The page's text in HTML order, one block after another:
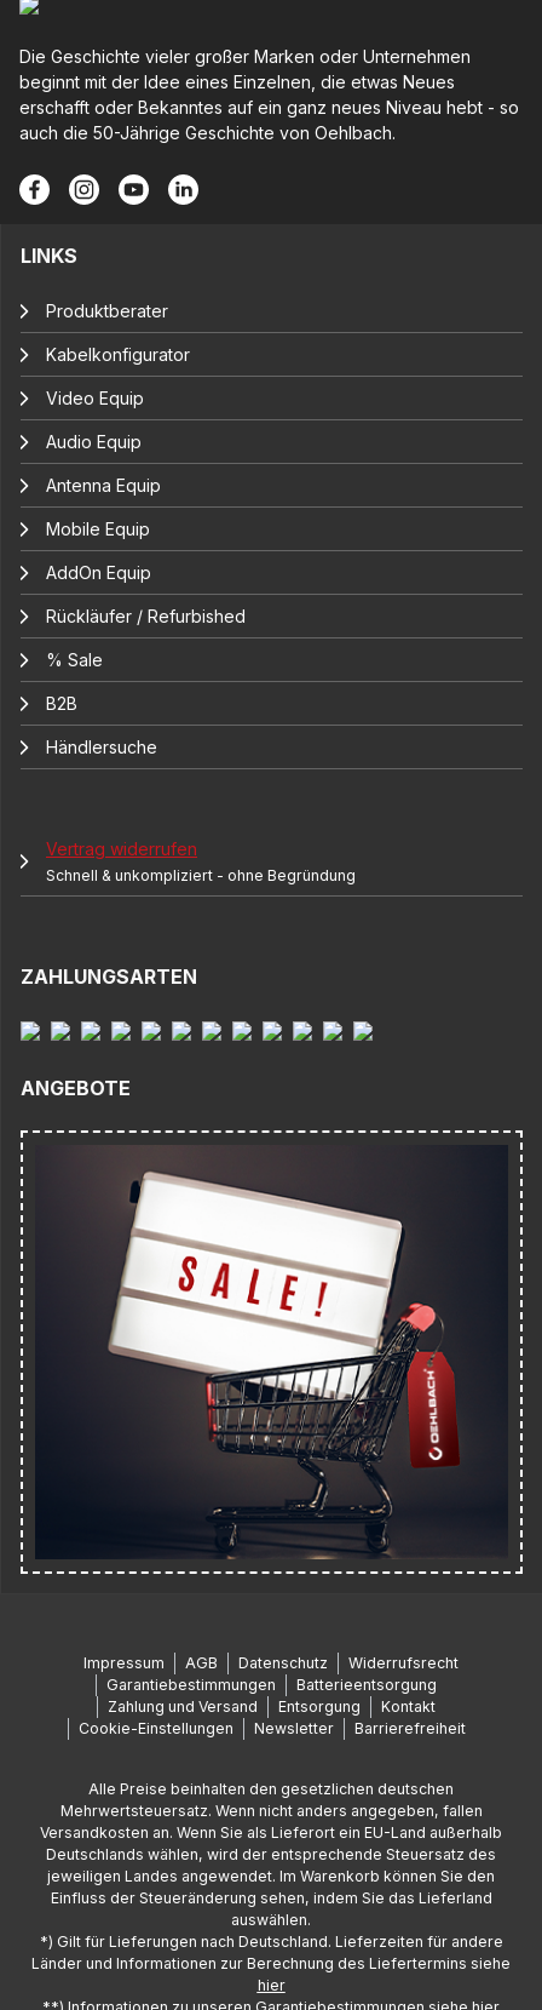
Die Geschichte vieler großer Marken oder Unternehmen
beginnt mit der Idee eines Einzelnen, die etwas Neues
erschafft oder Bekanntes auf ein ganz neues Niveau hebt - so
auch die 50-Jährige Geschichte von Oehlbach.
LINKS
Produktberater
Kabelkonfigurator
Video Equip
Audio Equip
Antenna Equip
Mobile Equip
AddOn Equip
Rückläufer / Refurbished
% Sale
B2B
Händlersuche
Vertrag widerrufen
Schnell & unkompliziert - ohne Begründung
ZAHLUNGSARTEN
ANGEBOTE
Impressum AGB Datenschutz
Widerrufsrecht
Garantiebestimmungen
Batterieentsorgung
Zahlung und Versand
Entsorgung
Kontakt
Cookie-Einstellungen
Newsletter Barrierefreiheit
Alle Preise beinhalten den gesetzlichen deutschen
Mehrwertsteuersatz. Wenn nicht anders angegeben, fallen
Versandkosten an. Wenn Sie als Lieferort ein EU-Land außerhalb
Deutschlands wählen, wird der entsprechende Steuersatz des
jeweiligen Landes angewendet. Im Warenkorb können Sie den
Einfluss der Steueränderung sehen, indem Sie das Lieferland
auswählen.
*) Gilt für Lieferungen nach Deutschland. Lieferzeiten für andere
Länder und Informationen zur Berechnung des Liefertermins siehe
hier